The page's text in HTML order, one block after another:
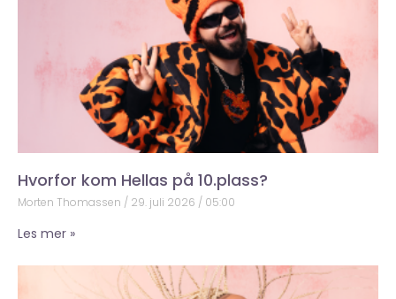
Hvorfor kom Hellas på 10.plass?
Morten Thomassen 29. juli 2026 05:00
Les mer »